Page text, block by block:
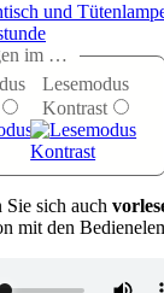
und
im …
Lesemodus
Kontrast
sich auch
mit den